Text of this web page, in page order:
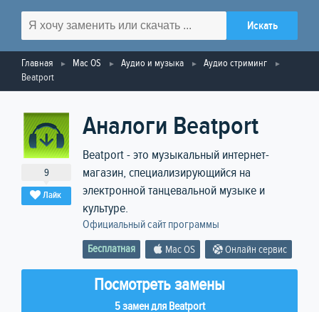
Главная Mac OS Аудио и музыка
Аудио стриминг
Beatport
9
Лайк
Аналоги Beatport
Beatport - это музыкальный интернет-
магазин, специализирующийся на
электронной танцевальной музыке и
культуре.
Официальный сайт программы
Бесплатная Mac OS Онлайн сервис
Посмотреть замены
5 замен для Beatport